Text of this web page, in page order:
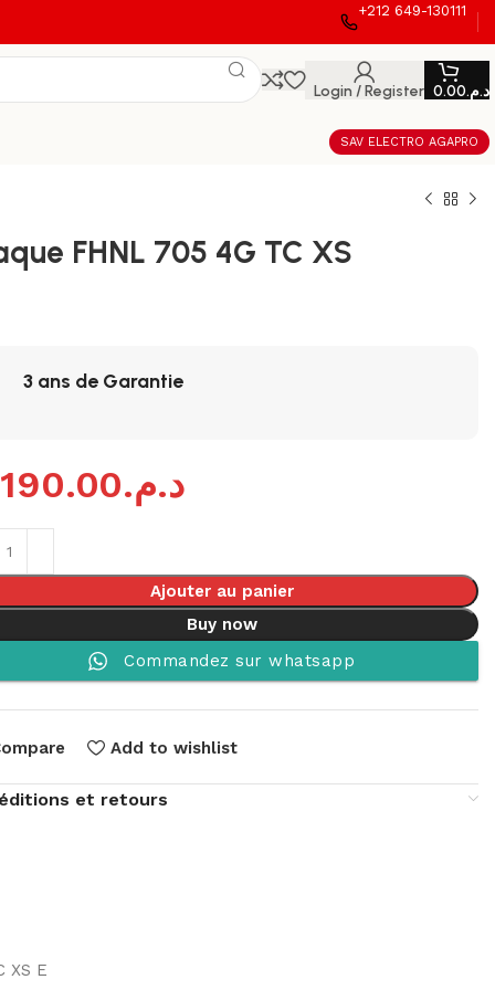
+212 649-130111
Login / Register د.م.0.00
SAV ELECTRO AGAPRO
FHNL 705 4G TC XS
3 ans de Garantie
د.م.
Ajouter au panier
Buy now
Commandez sur whatsapp
Add to wishlist
et retours
XS E